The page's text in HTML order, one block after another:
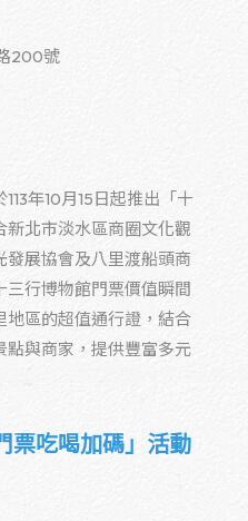
200號
113年10月15日起推出「十
新北市淡水區商圈文化觀
發展協會及八里渡船頭商
三行博物館門票價值瞬間
地區的超值通行證，結合
點與商家，提供豐富多元
票吃喝加碼」活動